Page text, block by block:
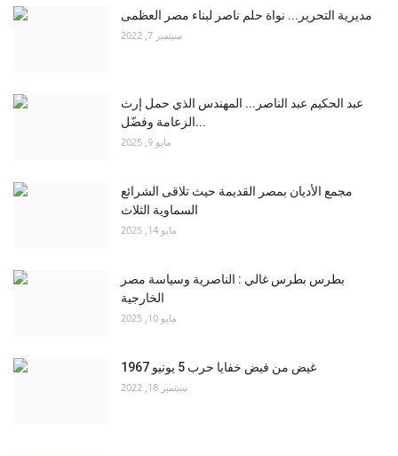
مديرية التحرير... نواة حلم ناصر لبناء مصر العظمى
سبتمبر 7, 2022
عبد الحكيم عبد الناصر... المهندس الذي حمل إرث
الزعامة وفضّل...
مايو 9, 2025
مجمع الأديان بمصر القديمة حيث تلاقى الشرائع
السماوية الثلاث
مايو 14, 2025
بطرس بطرس غالي : الناصرية وسياسة مصر
الخارجية
مايو 10, 2025
سبتمبر 18, 2022